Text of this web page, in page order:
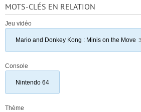
MOTS-CLÉS EN RELATION
Jeu vidéo
Mario and Donkey Kong : Minis on the Move
Console
Nintendo 64
Thème